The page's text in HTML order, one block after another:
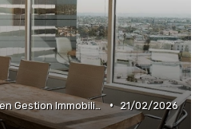
Technologie et Innovation en Gestion Immobilière • 21/02/2026